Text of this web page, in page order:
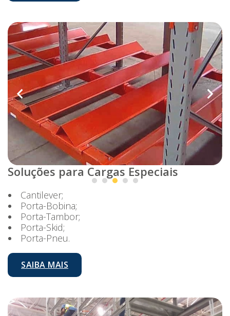
Soluções para Cargas Especiais
Cantilever;
Porta-Bobina;
Porta-Tambor;
Porta-Skid;
Porta-Pneu.
SAIBA MAIS